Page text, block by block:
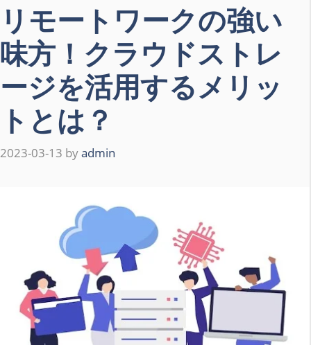
リモートワークの強い
味方！クラウドストレ
ージを活用するメリッ
トとは？
2023-03-13 byadmin